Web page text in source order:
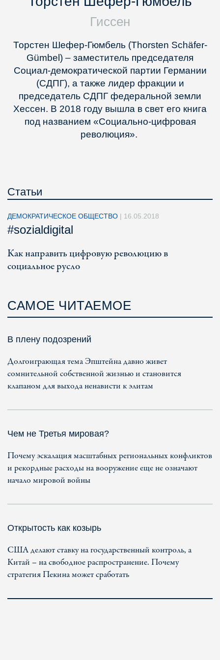
Гиссен
Торстен Шефер-Гюмбель (Thorsten Schäfer-
Gümbel) – заместитель председателя
Социал-демократической партии Германии
(СДПГ), а также лидер фракции и
председатель СДПГ федеральной земли
Хессен. В 2018 году вышла в свет его книга
под названием «Социально-цифровая
революция».
Статьи
ДЕМОКРАТИЧЕСКОЕ ОБЩЕСТВО | 16.05.2018
#sozialdigital
Как направить цифровую революцию в
социальное русло
САМОЕ ЧИТАЕМОЕ
В плену подозрений
Долгоиграющая тема Эпштейна давно живет
сомнительной собственной жизнью и становится
клапаном для выхода ненависти к элитам
Чем не Третья мировая?
Почему эскалация масштабных региональных конфликтов
и рекордные расходы на вооружение еще не означают
начало мировой войны
Открытость как козырь
США делают ставку на государственный контроль, а
Китай – на свободное распространение. Почему
стратегия Пекина может сработать